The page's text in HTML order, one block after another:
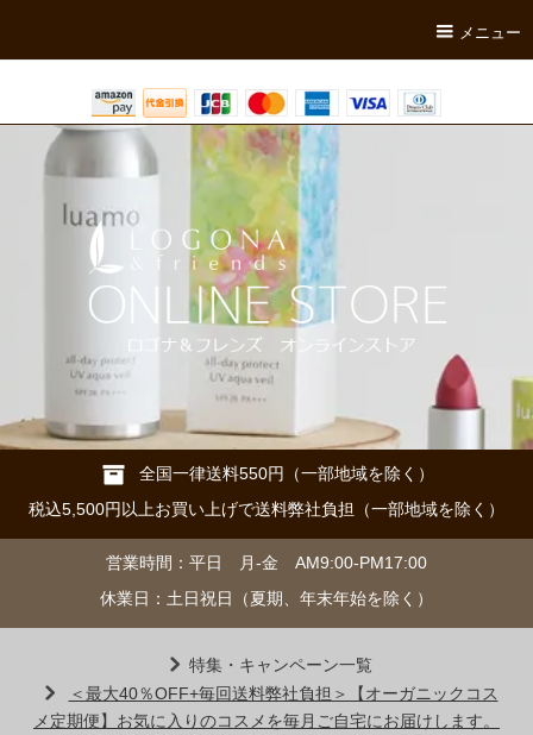
メニュー
全国一律送料550円（一部地域を除く）
税込5,500円以上お買い上げで送料弊社負担（一部地域を除く）
営業時間：平日 月-金 AM9:00-PM17:00
休業日：土日祝日（夏期、年末年始を除く）
特集・キャンペーン一覧
＜最大40％OFF+毎回送料弊社負担＞【オーガニックコス
メ定期便】お気に入りのコスメを毎月ご自宅にお届けします。